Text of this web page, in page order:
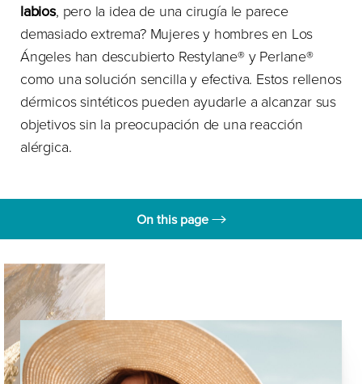
labios, pero la idea de una cirugía le parece
demasiado extrema? Mujeres y hombres en Los
Ángeles han descubierto Restylane® y Perlane®
como una solución sencilla y efectiva. Estos rellenos
dérmicos sintéticos pueden ayudarle a alcanzar sus
objetivos sin la preocupación de una reacción
alérgica.
On this page
Kysse
Lyft